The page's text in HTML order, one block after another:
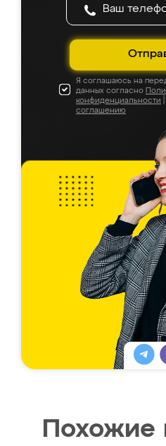
Я соглашаюсь на
данных согласно
конфиденциальности
соглашению
Похожие